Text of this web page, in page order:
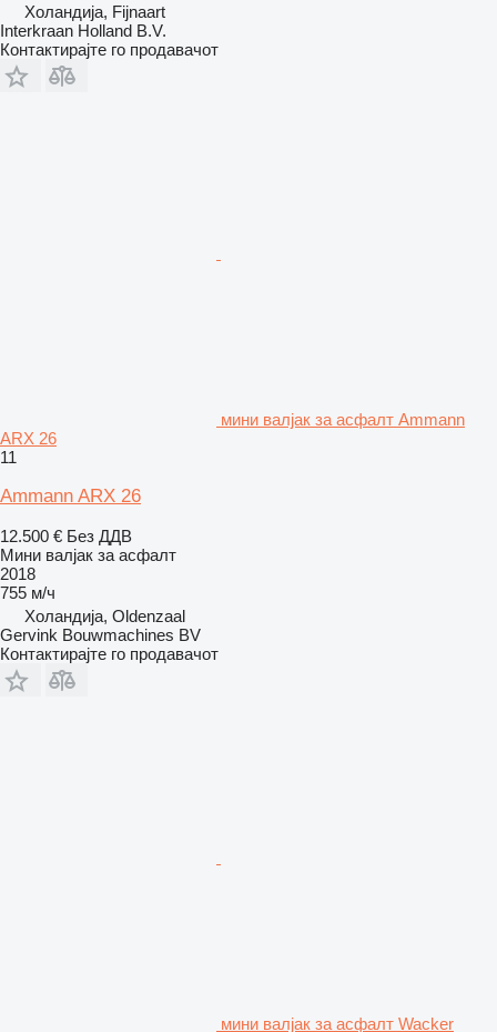
Холандија, Fijnaart
Interkraan Holland B.V.
Контактирајте го продавачот
мини валјак за асфалт Ammann
ARX 26
11
Ammann ARX 26
12.500 € Без ДДВ
Мини валјак за асфалт
2018
755 м/ч
Холандија, Oldenzaal
Gervink Bouwmachines BV
Контактирајте го продавачот
мини валјак за асфалт Wacker